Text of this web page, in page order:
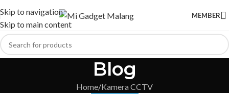
Skip to navigation
Skip to main content
MEMBER
Blog
Home Kamera CCTV